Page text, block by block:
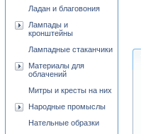
Ладан и благовония
Лампады и
кронштейны
Лампадные стаканчики
Материалы для
облачений
Митры и кресты на них
Народные промыслы
Нательные образки